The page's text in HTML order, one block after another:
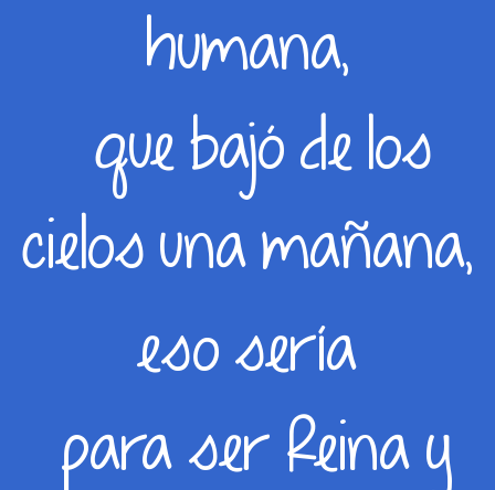
humana,
que bajó de los
cielos una mañana,
eso sería
para ser Reina y